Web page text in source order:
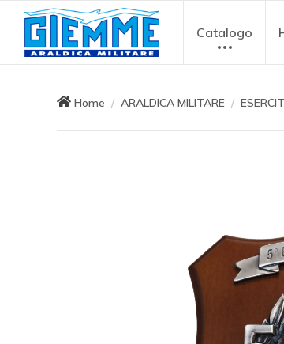
Catalogo
Home ARALDICA MILITARE